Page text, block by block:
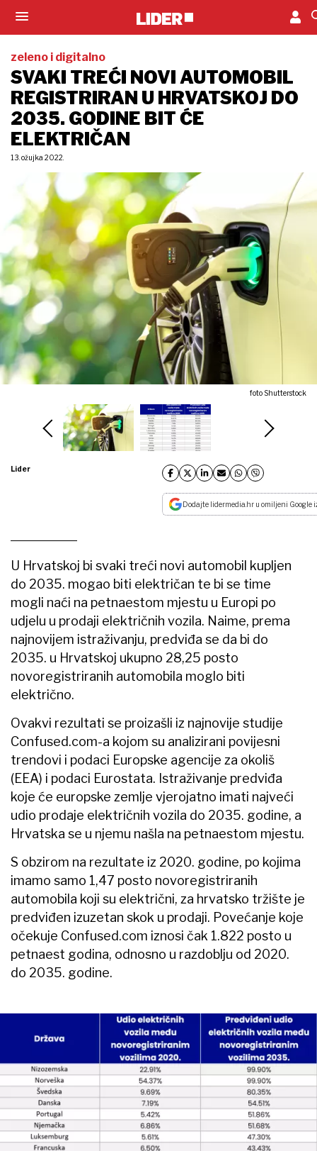
zeleno i digitalno
SVAKI TREĆI NOVI AUTOMOBIL
REGISTRIRAN U HRVATSKOJ DO
2035. GODINE BIT ĆE
ELEKTRIČAN
13. ožujka 2022.
foto Shutterstock
Lider
Dodajte lidermedia.hr u omiljeni Google
U Hrvatskoj bi svaki treći novi automobil kupljen
do 2035. mogao biti električan te bi se time
mogli naći na petnaestom mjestu u Europi po
udjelu u prodaji električnih vozila. Naime, prema
najnovijem istraživanju, predviđa se da bi do
2035. u Hrvatskoj ukupno 28,25 posto
novoregistriranih automobila moglo biti
električno.
Ovakvi rezultati se proizašli iz najnovije studije
Confused.com-a kojom su analizirani povijesni
trendovi i podaci Europske agencije za okoliš
(EEA) i podaci Eurostata. Istraživanje predviđa
koje će europske zemlje vjerojatno imati najveći
udio prodaje električnih vozila do 2035. godine, a
Hrvatska se u njemu našla na petnaestom mjestu.
S obzirom na rezultate iz 2020. godine, po kojima
imamo samo 1,47 posto novoregistriranih
automobila koji su električni, za hrvatsko tržište je
predviđen izuzetan skok u prodaji. Povećanje koje
očekuje Confused.com iznosi čak 1.822 posto u
petnaest godina, odnosno u razdoblju od 2020.
do 2035. godine.